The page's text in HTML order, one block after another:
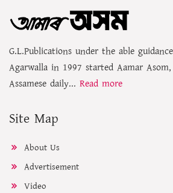
G.L.Publications under the able
Agarwalla in 1997 started Aamar
Assamese daily... Read more
Site Map
About Us
Advertisement
Video